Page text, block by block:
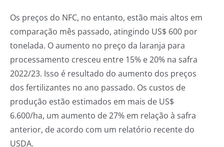
Os preços do NFC, no entanto, estão mais altos em
comparação mês passado, atingindo US$ 600 por
tonelada. O aumento no preço da laranja para
processamento cresceu entre 15% e 20% na safra
2022/23. Isso é resultado do aumento dos preços
dos fertilizantes no ano passado. Os custos de
produção estão estimados em mais de US$
6.600/ha, um aumento de 27% em relação à safra
anterior, de acordo com um relatório recente do
USDA.